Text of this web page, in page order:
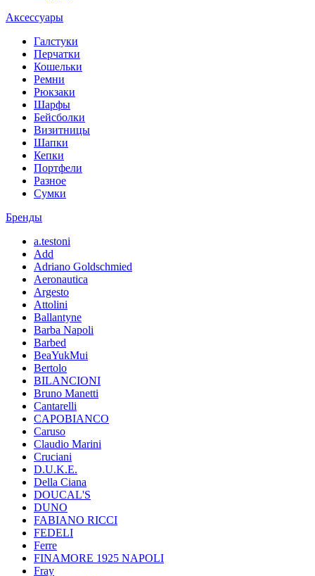
Аксессуары
Галстуки
Перчатки
Кошельки
Ремни
Рюкзаки
Шарфы
Бейсболки
Визитницы
Шапки
Кепки
Портфели
Разное
Сумки
Бренды
a.testoni
Add
Adriano Goldschmied
Aeronautica
Argesto
Attolini
Ballantyne
Barba Napoli
Barbed
BeaYukMui
Bertolo
BILANCIONI
Bruno Manetti
Cantarelli
CAPOBIANCO
Caruso
Claudio Marini
Cruciani
D.U.K.E.
Della Ciana
DOUCAL'S
DUNO
FABIANO RICCI
FEDELI
Ferre
FINAMORE 1925 NAPOLI
Fray